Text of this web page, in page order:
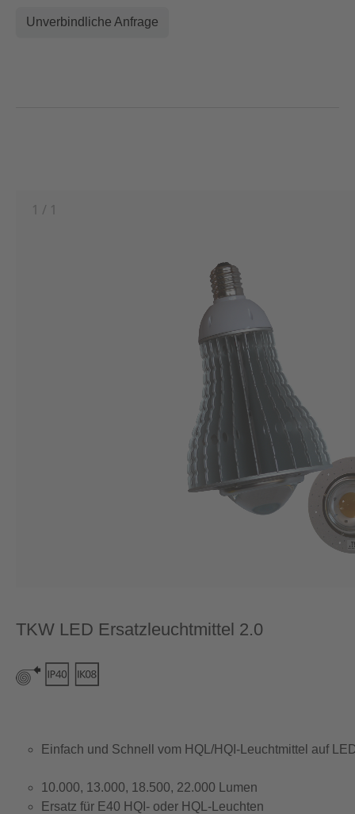
Unverbindliche Anfrage
1 / 1
TKW LED Ersatzleuchtmittel 2.0
Einfach und Schnell vom HQL/HQI-Leuchtmittel auf
10.000, 13.000, 18.500, 22.000 Lumen
Ersatz für E40 HQI- oder HQL-Leuchten